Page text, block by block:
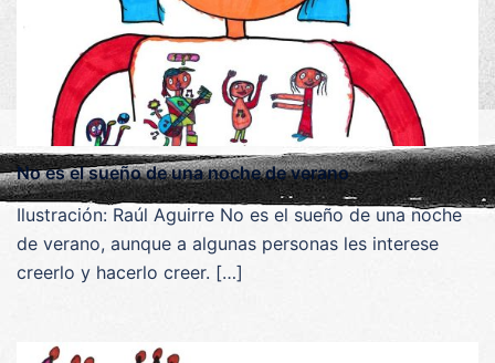
No es el sueño de una noche de verano
Ilustración: Raúl Aguirre No es el sueño de una noche
de verano, aunque a algunas personas les interese
creerlo y hacerlo creer. […]